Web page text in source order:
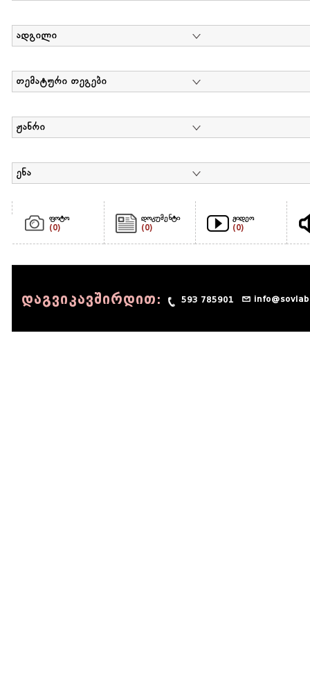
ადგილი
თემატური თეგები
ჟანრი
ენა
ფოტო
(0)
დოკუმენტი
(0)
ვიდეო
(0)
დაგვიკავშირდით: 593 785901